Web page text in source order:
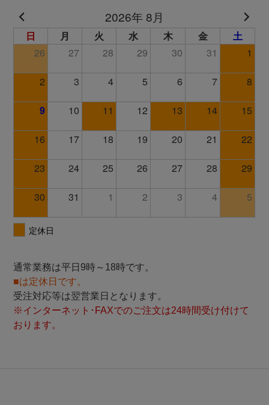
通常業務は平日9時～18時です。
■は定休日です。
受注対応等は翌営業日となります。
※インターネット･FAXでのご注文は24時間受け付けて
おります。